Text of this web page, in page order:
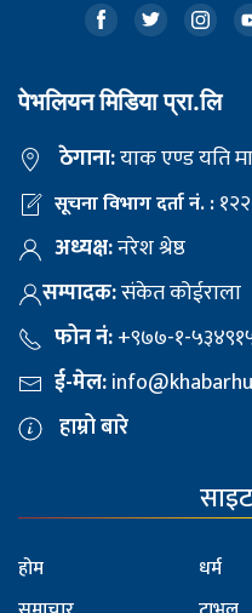
पेभलियन मिडिया प्रा.लि
ठेगाना:याक एण्ड यति
सूचना विभाग दर्ता नं. :
अध्यक्ष:नरेश श्रेष्ठ
सम्पादक:संकेत कोईराला
फोन नं:+९७७-१-
ई-मेल:
हाम्रो बारे
होम
धर्म